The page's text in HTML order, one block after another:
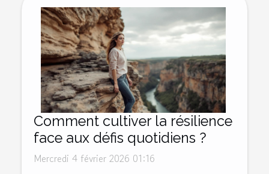
Comment cultiver la résilience
face aux défis quotidiens ?
Mercredi 4 février 2026 01:16